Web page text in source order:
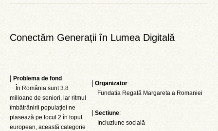
Conectăm Generații în Lumea Digitală
| Organizator:
Fundatia Regală Margareta a Romaniei
| Sectiune:
Incluziune socială
| Problema de fond
În România sunt 3.8
milioane de seniori, iar ritmul
îmbătrânirii populației ne
plasează pe locul 2 în topul
european, această categorie